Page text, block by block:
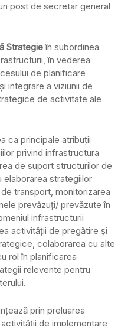
post de secretar general
Strategieîn subordinea
în vederea
de planificare
integrare a viziunii de
de activitate ale
ca principale atribuţii
privind infrastructura
de suport structurilor de
elaborarea strategiilor
transport, monitorizarea
prevăzuţi/ prevăzute în
infrastructurii
activităţii de pregătire şi
colaborarea cu alte
rol în planificarea
relevente pentru
prin preluarea
de implementare